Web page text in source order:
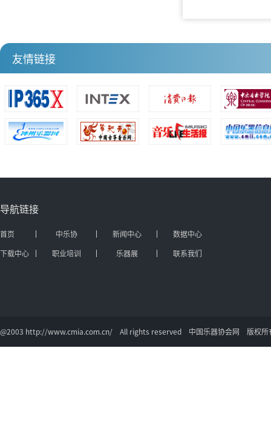
友情链接
导航链接
首页 中乐协 新闻中心
数据中心
下载中心
职业培训 乐器展 联系我们
@2003 http://www.cmia.com.cn/ All rights reserved 中国乐器协会网 版权